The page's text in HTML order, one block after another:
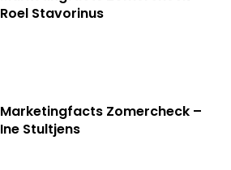
Roel Stavorinus
Marketingfacts Zomercheck –
Ine Stultjens